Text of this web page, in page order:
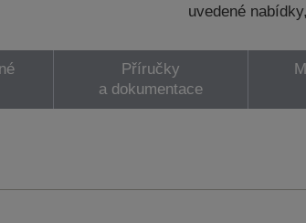
uvedené
Příručky
a dokumentace